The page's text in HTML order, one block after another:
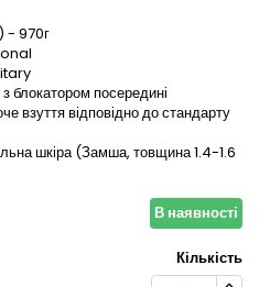
- 970г
блокатором посередині
взуття відповідно до стандарту
шкіра (Замша, товщина 1.4-1.6
В наявності
Кількість